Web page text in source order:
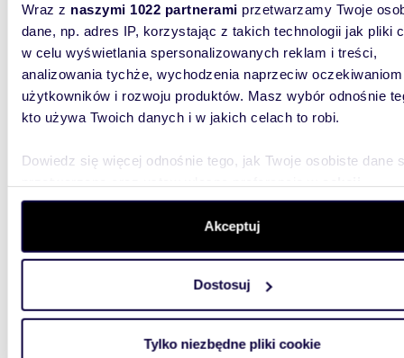
Wraz z naszymi 1022 partnerami przetwarzamy Twoje
dane, np. adres IP, korzystając z takich technologii jak pliki
w celu wyświetlania spersonalizowanych reklam i treści,
analizowania tychże, wychodzenia naprzeciw oczekiwaniom
użytkowników i rozwoju produktów. Masz wybór odnośnie
kto używa Twoich danych i w jakich celach to robi.
Dowiedz się więcej odnośnie tego, jak Twoje osobiste dane
szczegółów. W Deklaracji plików cookie możesz zmienić
wycofać swoją zgodę w dowolnej chwili.
aby oferować funkcje społecznościowe i analizować ruch w
witrynie. Informacje o tym, jak korzystasz z naszej witryny,
analitycznym. Partnerzy mogą połączyć te informacje z
Akceptuj
Dostosuj
Tylko niezbędne pliki cookie
Na
97,73
dom